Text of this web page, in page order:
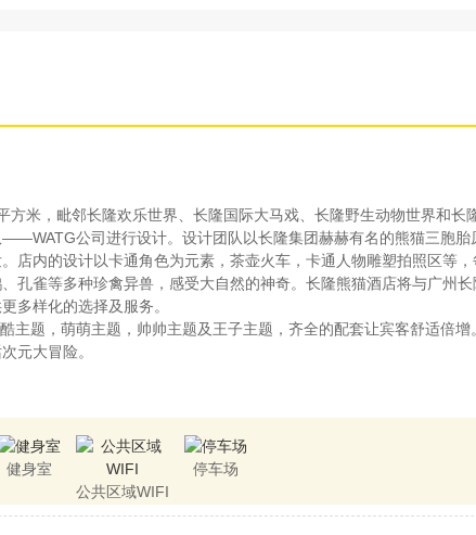
米，毗邻长隆欢乐世界、长隆国际大马戏、长隆野生动物世界和
公司进行设计。设计团队以长隆集团赫赫有名的熊猫三胞胎
店内的设计以卡通角色为元素，茶壶火车，卡通人物雕塑拍照区等
孔雀等多种珍禽异兽，感受大自然的神奇。​长隆熊猫酒店将与广州
多样化的选择及服务。
主题，萌萌主题，帅帅主题及王子主题，齐全的配套让宾客舒适倍
元大冒险。
健身室
公共区域WIFI
停车场